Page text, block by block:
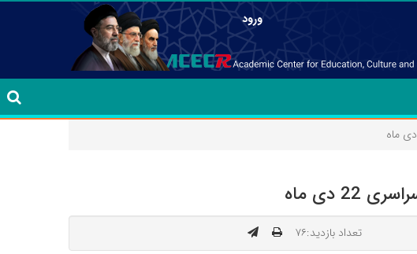
ورود
دی ماه
تعداد بازدید:۷۶